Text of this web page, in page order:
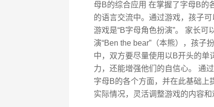
母B的综合应用 在掌握了字母B的
的语言交流中。通过游戏，孩子
游戏是“B字母角色扮演”。 家长
演“Ben the bear”（本熊），孩子
中，双方要尽量使用以B开头的单
力，还能增强他们的自信心。 通
字母B的各个方面，并在此基础上
实际情况，灵活调整游戏的内容